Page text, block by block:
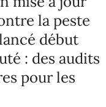
la peste
début
: des audits
pour les